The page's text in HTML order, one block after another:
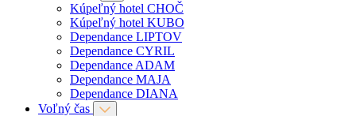
Kúpeľný hotel CHOČ
Kúpeľný hotel KUBO
Dependance LIPTOV
Dependance CYRIL
Dependance ADAM
Dependance MAJA
Dependance DIANA
Voľný čas